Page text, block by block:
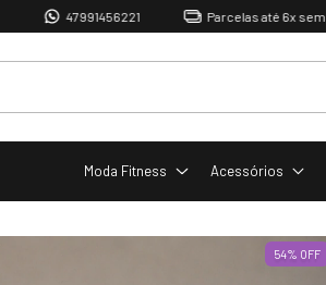
47991456221 Parcelas até 6x sem juros
Moda Fitness Acessórios
54% OFF